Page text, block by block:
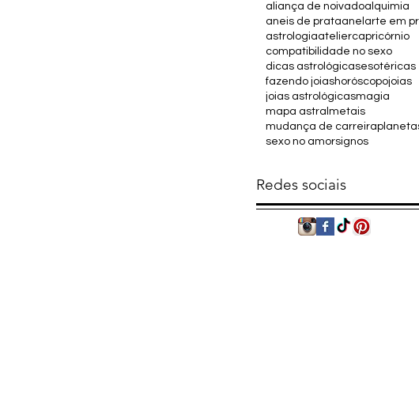
aliança de noivadoalquimia
aneis de prataanel arte em
astrologiaateliercapricórnio
compatibilidade no sexo
dicas astrológicasesotéricas
fazendo joiashoróscopojoias
joias astrológicasmagia
mapa astral metais
mudança de carreira
sexo no amorsignos
Redes sociais